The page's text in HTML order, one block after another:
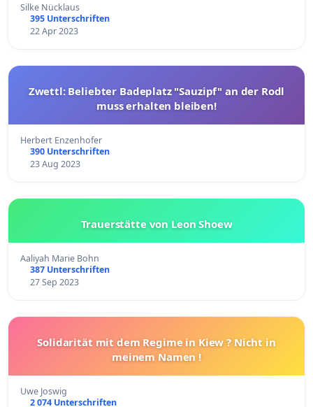
Silke Nücklaus
395 Unterschriften
22 Apr 2023
Zwettl: Beliebter Badeplatz "Sauzipf" an der Rodl
muss erhalten bleiben!
Herbert Enzenhofer
390 Unterschriften
23 Aug 2023
Trauerstätte von Leon Shoew
Aaliyah Marie Bohn
387 Unterschriften
27 Sep 2023
Solidarität mit dem Regime in Kiew ? Nicht in
meinem Namen !
Uwe Joswig
2 074 Unterschriften